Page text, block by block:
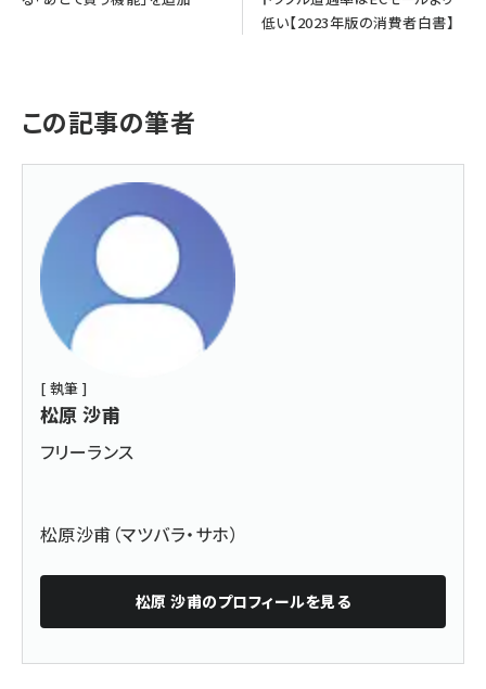
低い【2023年版の消費者白書】
この記事の筆者
[ 執筆 ]
松原 沙甫
フリーランス
松原沙甫（マツバラ・サホ）
松原 沙甫のプロフィールを見る